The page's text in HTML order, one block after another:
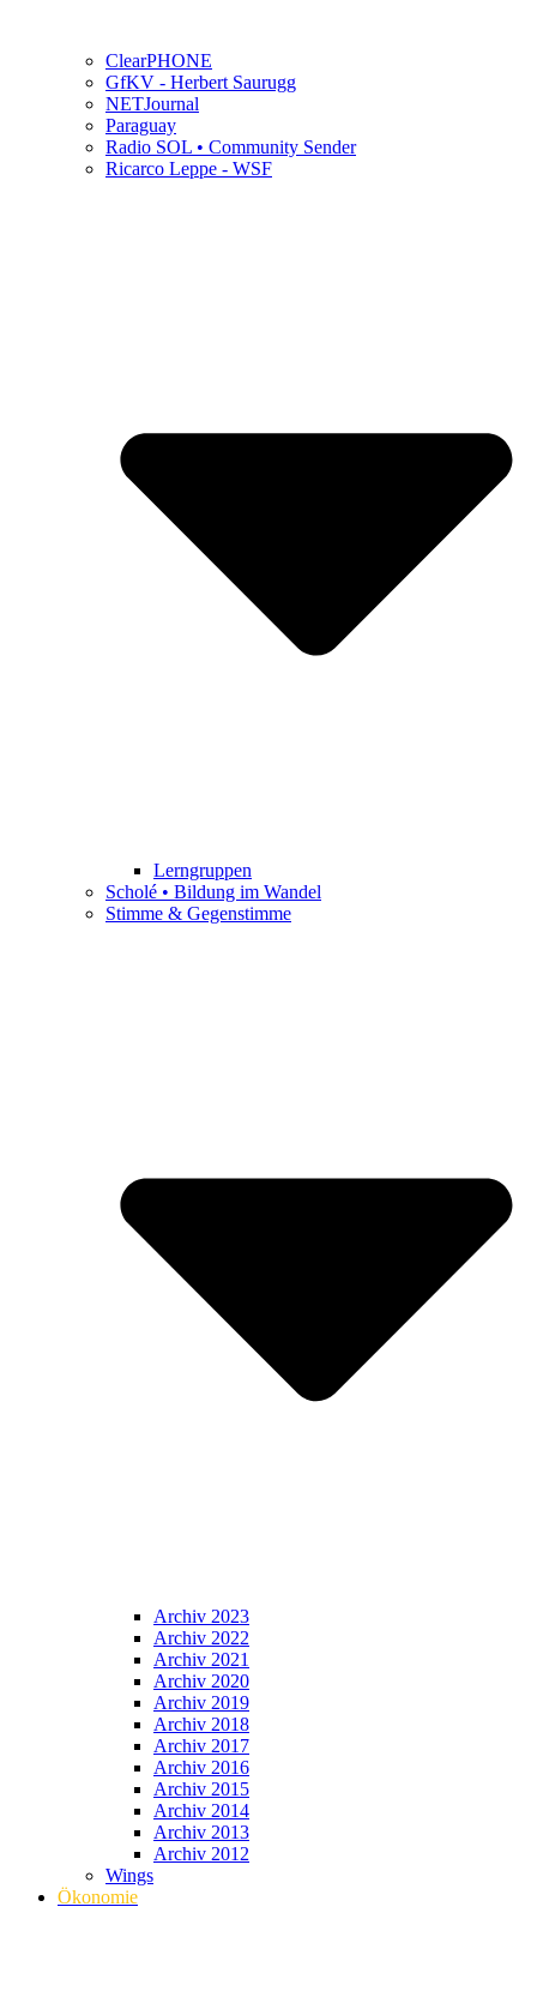
ClearPHONE
GfKV - Herbert Saurugg
NETJournal
Paraguay
Radio SOL • Community Sender
Ricarco Leppe - WSF
Lerngruppen
Scholé • Bildung im Wandel
Stimme & Gegenstimme
Archiv 2023
Archiv 2022
Archiv 2021
Archiv 2020
Archiv 2019
Archiv 2018
Archiv 2017
Archiv 2016
Archiv 2015
Archiv 2014
Archiv 2013
Archiv 2012
Wings
Ökonomie